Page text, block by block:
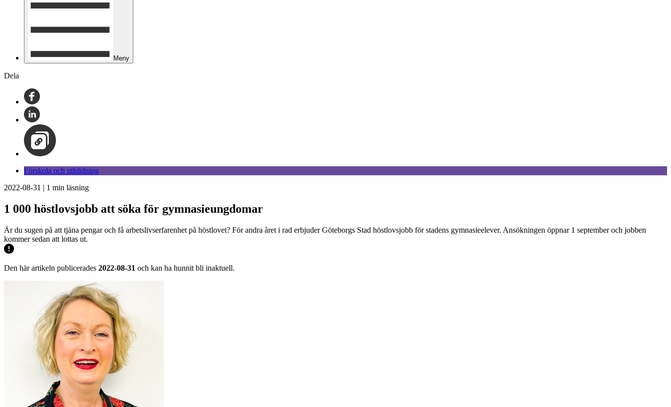
Meny
Dela
Förskola och utbildning
2022-08-31 | 1 min läsning
1 000 höstlovsjobb att söka för gymnasieungdomar
Är du sugen på att tjäna pengar och få arbetslivserfarenhet på höstlovet? För andra året i rad erbjuder Göteborgs Stad höstlovsjobb för stadens gymnasieelever. Ansökningen öppnar 1 september och jobben
kommer sedan att lottas ut.
Den här artikeln publicerades 2022-08-31 och kan ha hunnit bli inaktuell.